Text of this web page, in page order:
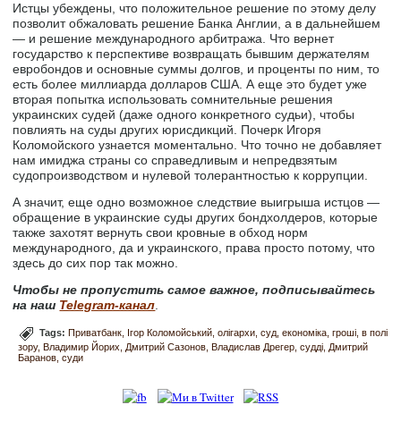
Истцы убеждены, что положительное решение по этому делу
позволит обжаловать решение Банка Англии, а в дальнейшем
— и решение международного арбитража. Что вернет
государство к перспективе возвращать бывшим держателям
евробондов и основные суммы долгов, и проценты по ним, то
есть более миллиарда долларов США. А еще это будет уже
вторая попытка использовать сомнительные решения
украинских судей (даже одного конкретного судьи), чтобы
повлиять на суды других юрисдикций. Почерк Игоря
Коломойского узнается моментально. Что точно не добавляет
нам имиджа страны со справедливым и непредвзятым
судопроизводством и нулевой толерантностью к коррупции.
А значит, еще одно возможное следствие выигрыша истцов —
обращение в украинские суды других бондхолдеров, которые
также захотят вернуть свои кровные в обход норм
международного, да и украинского, права просто потому, что
здесь до сих пор так можно.
Чтобы не пропустить самое важное, подписывайтесь
на наш Telegram-канал.
Tags:Приватбанк Ігор Коломойський олігархи суд економіка гроші в полі
зору
Владимир Йорих Дмитрий Сазонов Владислав Дрегер судді Дмитрий
Баранов суди